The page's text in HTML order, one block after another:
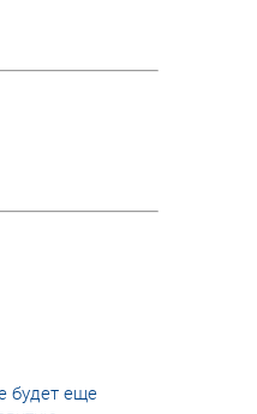
будет еще